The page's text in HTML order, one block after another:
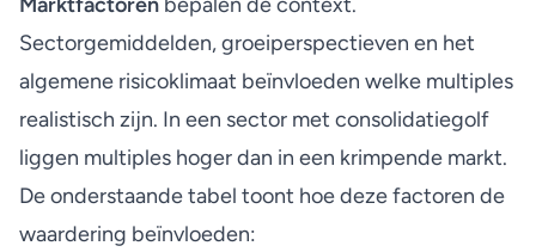
Sectorgemiddelden, groeiperspectieven en het
algemene risicoklimaat beïnvloeden welke multiples
realistisch zijn. In een sector met consolidatiegolf
liggen multiples hoger dan in een krimpende markt.
De onderstaande tabel toont hoe deze factoren de
waardering beïnvloeden: